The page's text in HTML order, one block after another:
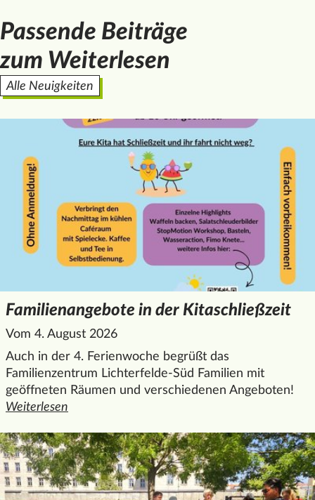
Passende Beiträge
zum Weiterlesen
Alle Neuigkeiten
Familienangebote in der Kitaschließzeit
Vom 4. August 2026
Auch in der 4. Ferienwoche begrüßt das
Familienzentrum Lichterfelde-Süd Familien mit
geöffneten Räumen und verschiedenen Angeboten!
Weiterlesen
den ganzen Artikel "Familienangebote in der